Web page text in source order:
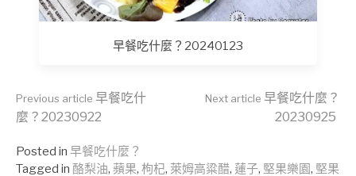
早餐吃什麼？20240123
Continue
Reading
Previous article 早餐吃什
麼？20230922
Next article 早餐吃什麼？
20230925
Posted in 早餐吃什麼？
Tagged in 酪梨油, 蘋果, 枸杞, 萊姆高粱醋, 蓮子, 堅果樂園, 堅果